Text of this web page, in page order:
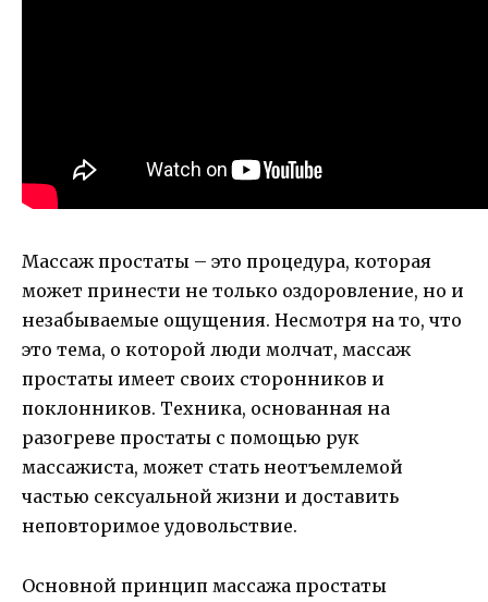
Массаж простаты – это процедура, которая
может принести не только оздоровление, но и
незабываемые ощущения. Несмотря на то, что
это тема, о которой люди молчат, массаж
простаты имеет своих сторонников и
поклонников. Техника, основанная на
разогреве простаты с помощью рук
массажиста, может стать неотъемлемой
частью сексуальной жизни и доставить
неповторимое удовольствие.
Основной принцип массажа простаты